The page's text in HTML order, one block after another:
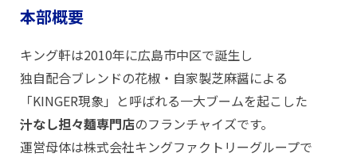
本部概要
キング軒は2010年に広島市中区で誕生し
独自配合ブレンドの花椒・自家製芝麻醤による
「KINGER現象」と呼ばれる一大ブームを起こした
汁なし担々麺専門店のフランチャイズです。
運営母体は株式会社キングファクトリーグループで